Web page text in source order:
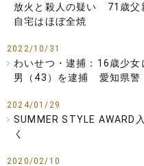
放火と殺人の疑い 71歳父
自宅はほぼ全焼
2022/10/31
わいせつ・逮捕：16歳少
男（43）を逮捕 愛知県警
2024/01/29
SUMMER STYLE AWARD
く
2020/02/10